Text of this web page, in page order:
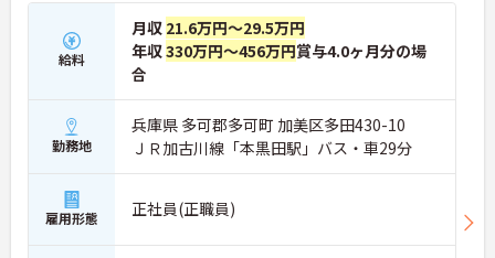
給料
月収 21.6万円～29.5万円
年収330万円～456万円賞与4.0ヶ月分の場
合
勤務地
兵庫県 多可郡多可町 加美区多田430-10
ＪＲ加古川線「本黒田駅」バス・車29分
雇用形態 正社員(正職員)